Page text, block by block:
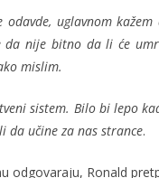
uglavnom
da nije bitno da li će
mislim.
sistem. Bilo bi lepo
da učine za nas strance.
odgovaraju, Ronald